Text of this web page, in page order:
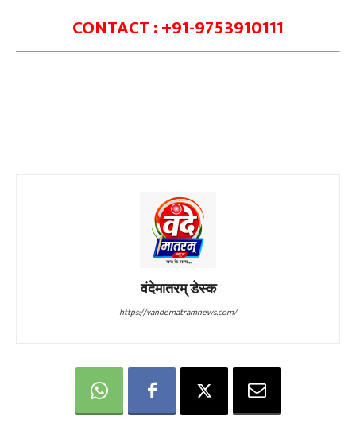
CONTACT : +91-9753910111
वंदेमातरम् डेस्क
https://vandematramnews.com/